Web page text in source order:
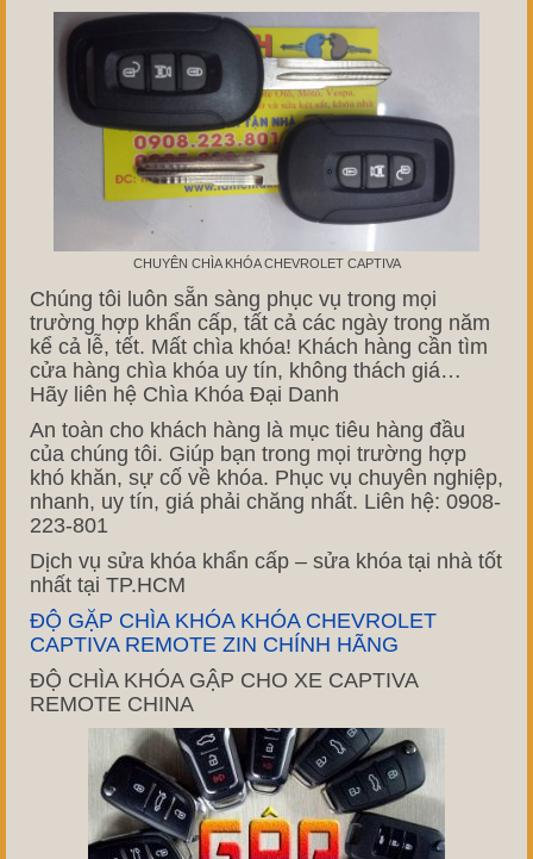
CHUYÊN CHÌA KHÓA CHEVROLET CAPTIVA
Chúng tôi luôn sẵn sàng phục vụ trong mọi
trường hợp khẩn cấp, tất cả các ngày trong năm
kể cả lễ, tết. Mất chìa khóa! Khách hàng cần tìm
cửa hàng chìa khóa uy tín, không thách giá…
Hãy liên hệ Chìa Khóa Đại Danh
An toàn cho khách hàng là mục tiêu hàng đầu
của chúng tôi. Giúp bạn trong mọi trường hợp
khó khăn, sự cố về khóa. Phục vụ chuyên nghiệp,
nhanh, uy tín, giá phải chăng nhất. Liên hệ: 0908-
223-801
Dịch vụ sửa khóa khẩn cấp – sửa khóa tại nhà tốt
nhất tại TP.HCM
ĐỘ GẶP CHÌA KHÓA KHÓA CHEVROLET
CAPTIVA REMOTE ZIN CHÍNH HÃNG
ĐỘ CHÌA KHÓA GẬP CHO XE CAPTIVA
REMOTE CHINA